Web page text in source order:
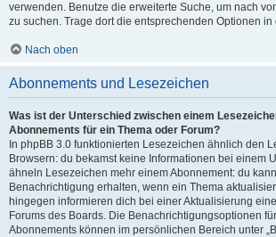
verwenden. Benutze die erweiterte Suche, um nach
zu suchen. Trage dort die entsprechenden Optionen
Nach oben
Abonnements und Lesezeichen
Was ist der Unterschied zwischen einem
Abonnements für ein Thema oder Forum?
In phpBB 3.0 funktionierten Lesezeichen ähnlich den
Browsern: du bekamst keine Informationen bei einem
ähneln Lesezeichen mehr einem Abonnement: du
Benachrichtigung erhalten, wenn ein Thema
hingegen informieren dich bei einer Aktualisierung
Forums des Boards. Die Benachrichtigungsoptionen
Abonnements können im persönlichen Bereich unter